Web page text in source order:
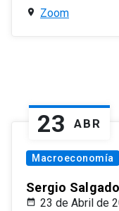
Zoom
23 ABR
Macroeconomía
Sergio
23 de Abril de